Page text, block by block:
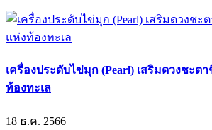
เครื่องประดับไข่มุก (Pearl) เสริมดวงชะ
ท้องทะเล
18 ธ.ค. 2566